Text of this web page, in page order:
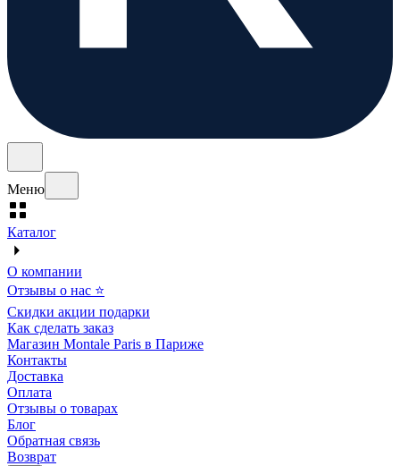
Меню
Каталог
О компании
Отзывы о нас ⭐
Скидки акции подарки
Как сделать заказ
Магазин Montale Paris в Париже
Контакты
Доставка
Оплата
Отзывы о товарах
Блог
Обратная связь
Возврат